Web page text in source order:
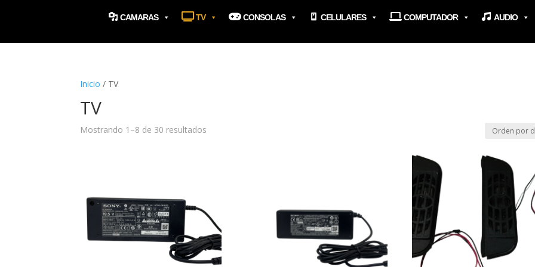
CAMARAS TV CONSOLAS CELULARES COMPUTADOR AUDIO
Inicio / TV
TV
Mostrando 1–8 de 30 resultados